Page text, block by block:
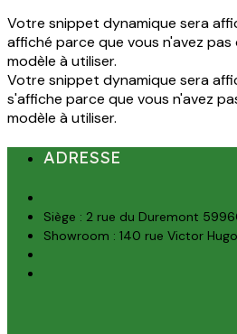
Votre snippet dynamique sera
affiché parce que vous n'avez
modèle à utiliser.
Votre snippet dynamique sera
s'affiche parce que vous n'avez
modèle à utiliser.
ADRESSE
Siège : 2 rue du Duremont
Showroom : 140 rue Victor